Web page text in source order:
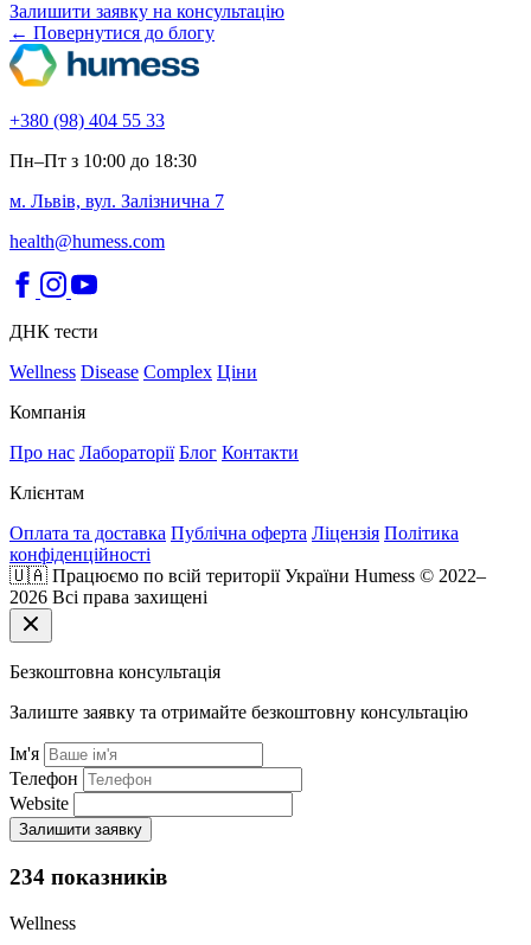
Залишити заявку на консультацію
← Повернутися до блогу
+380 (98) 404 55 33
Пн–Пт з 10:00 до 18:30
м. Львів, вул. Залізнична 7
health@humess.com
ДНК тести
Wellness Disease Complex Ціни
Компанія
Про нас Лабораторії Блог Контакти
Клієнтам
Оплата та доставка Публічна оферта Ліцензія Політика
конфіденційності
🇺🇦 Працюємо по всій території України Humess © 2022–
2026 Всі права захищені
Безкоштовна консультація
Залиште заявку та отримайте безкоштовну консультацію
Ім'я
Телефон
Website
Залишити заявку
234 показників
Wellness